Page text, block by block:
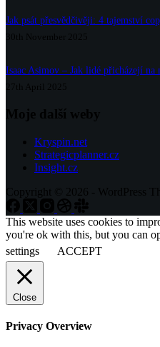
Jak psát přesvědčivěji: 4 tajemství
30th November 2025
Isaac Asimov – Jak lidé přicházejí na
27th April 2025
Moje další weby
Kryspin.net
Strategicplanner.cz
Insight.cz
Copyright © 2026 - WordPress
This website uses cookies to
you're ok with this, but you can
settings
ACCEPT
Close
Privacy Overview